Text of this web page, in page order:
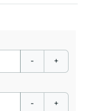
- +
- +